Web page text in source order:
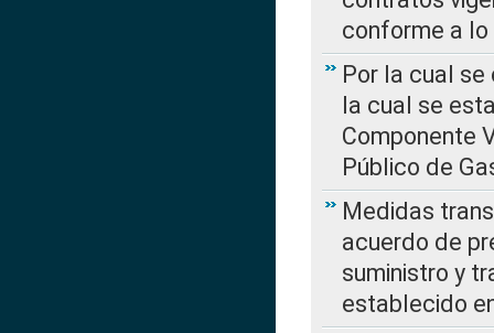
conforme a lo
Por la cual se
la cual se
Componente
Público de
Medidas
acuerdo de
suministro y
establecido